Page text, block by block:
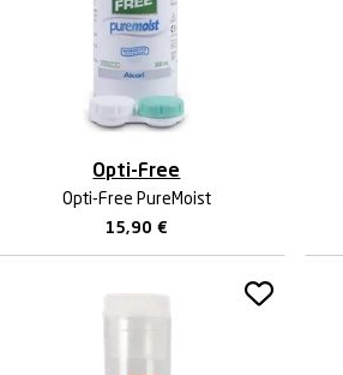
Opti-Free
Opti-Free PureMoist
15,90€